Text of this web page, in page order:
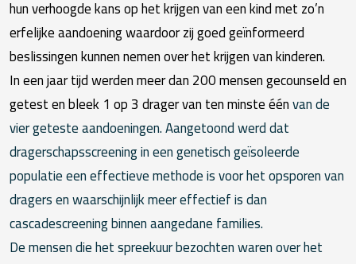
hun verhoogde kans op het krijgen van een kind met zo’n
erfelijke aandoening waardoor zij goed geïnformeerd
beslissingen kunnen nemen over het krijgen van kinderen.
In een jaar tijd werden meer dan 200 mensen gecounseld en
getest en bleek 1 op 3 drager van ten minste éénvan de
vier geteste aandoeningen. Aangetoond werd dat
dragerschapsscreening in een genetisch geïsoleerde
populatie een effectieve methode is voor het opsporen van
dragers en waarschijnlijk meer effectief is dan
cascadescreening binnen aangedane families.
De mensen die het spreekuur bezochten waren over het